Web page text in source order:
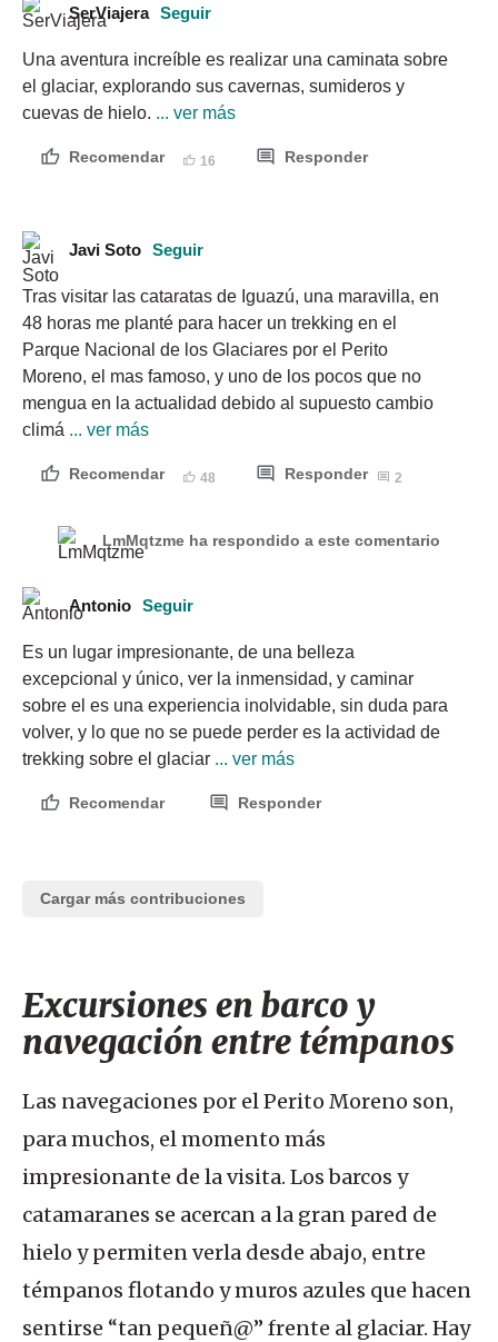
SerViajera Seguir
Una aventura increíble es realizar una caminata sobre
el glaciar, explorando sus cavernas, sumideros y
cuevas de hielo. ... ver más
Recomendar 16 Responder
Javi Soto Seguir
Tras visitar las cataratas de Iguazú, una maravilla, en
48 horas me planté para hacer un trekking en el
Parque Nacional de los Glaciares por el Perito
Moreno, el mas famoso, y uno de los pocos que no
mengua en la actualidad debido al supuesto cambio
climá ... ver más
Recomendar 48 Responder 2
LmMqtzme ha respondido a este comentario
Antonio Seguir
Es un lugar impresionante, de una belleza
excepcional y único, ver la inmensidad, y caminar
sobre el es una experiencia inolvidable, sin duda para
volver, y lo que no se puede perder es la actividad de
trekking sobre el glaciar ... ver más
Recomendar Responder
Cargar más contribuciones
Excursiones en barco y
navegación entre témpanos
Las navegaciones por el Perito Moreno son,
para muchos, el momento más
impresionante de la visita. Los barcos y
catamaranes se acercan a la gran pared de
hielo y permiten verla desde abajo, entre
témpanos flotando y muros azules que hacen
sentirse “tan pequeñ@” frente al glaciar. Hay